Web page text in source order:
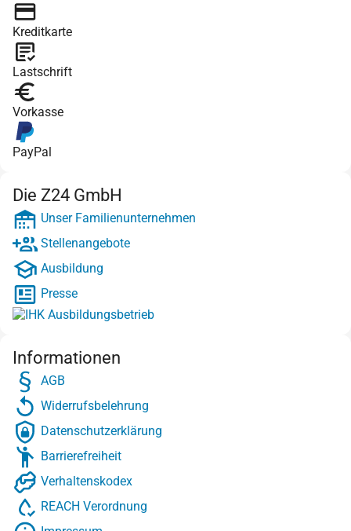
Kreditkarte
Lastschrift
Vorkasse
PayPal
Die Z24 GmbH
Unser Familienunternehmen
Stellenangebote
Ausbildung
Presse
Informationen
AGB
Widerrufsbelehrung
Datenschutzerklärung
Barrierefreiheit
Verhaltenskodex
REACH Verordnung